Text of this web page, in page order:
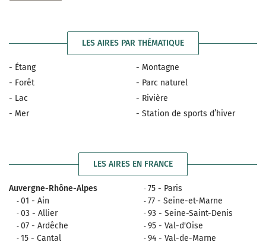
LES AIRES PAR THÉMATIQUE
- Étang
- Forêt
- Lac
- Mer
- Montagne
- Parc naturel
- Rivière
- Station de sports d’hiver
LES AIRES EN FRANCE
Auvergne-Rhône-Alpes
01 - Ain
03 - Allier
07 - Ardêche
15 - Cantal
75 - Paris
77 - Seine-et-Marne
93 - Seine-Saint-Denis
95 - Val-d'Oise
94 - Val-de-Marne